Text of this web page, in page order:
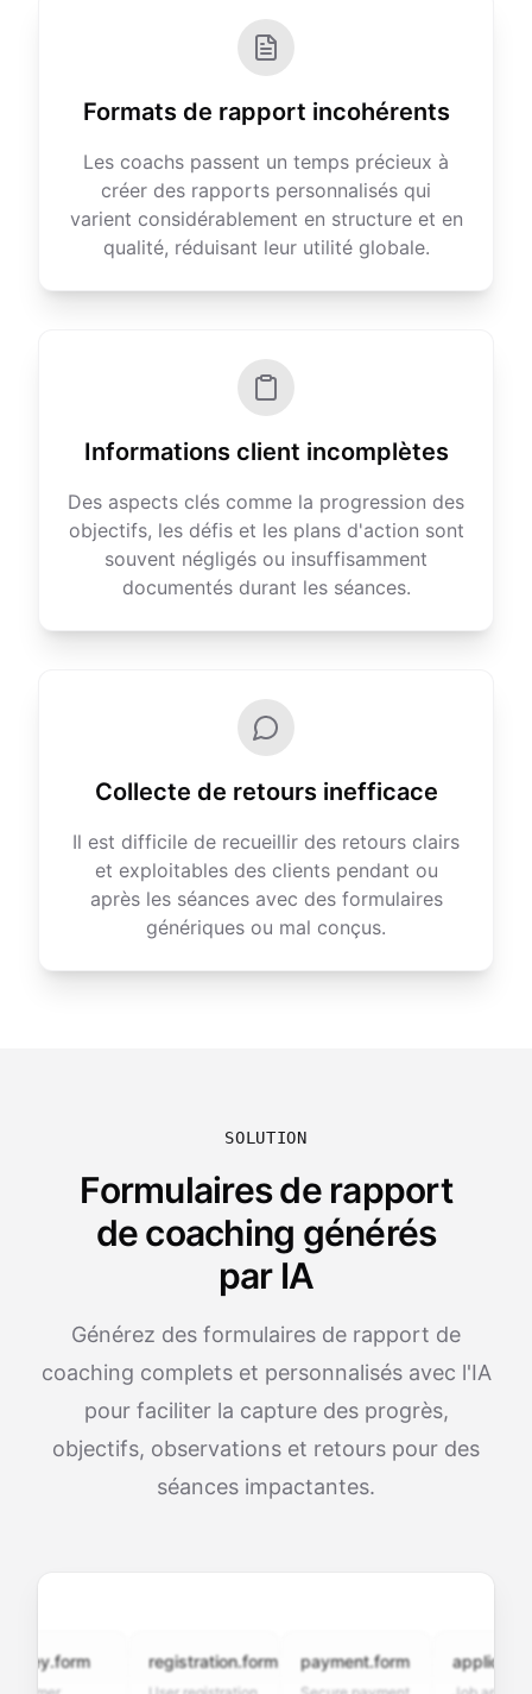
Formats de rapport incohérents
Les coachs passent un temps précieux à
créer des rapports personnalisés qui
varient considérablement en structure et en
qualité, réduisant leur utilité globale.
Informations client incomplètes
Des aspects clés comme la progression des
objectifs, les défis et les plans d'action sont
souvent négligés ou insuffisamment
documentés durant les séances.
Collecte de retours inefficace
Il est difficile de recueillir des retours clairs
et exploitables des clients pendant ou
après les séances avec des formulaires
génériques ou mal conçus.
SOLUTION
Formulaires de rapport
de coaching générés
par IA
Générez des formulaires de rapport de
coaching complets et personnalisés avec l'IA
pour faciliter la capture des progrès,
objectifs, observations et retours pour des
séances impactantes.
registration.form payment.form